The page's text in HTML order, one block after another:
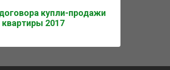
купли-продажи
квартиры 2017